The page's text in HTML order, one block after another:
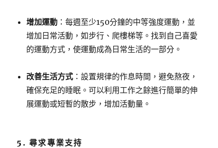
增加運動 ：每週至少150分鐘的中等強度運動，並
增加日常活動，如步行、爬樓梯等。找到自己喜愛
的運動方式，使運動成為日常生活的一部分。
改善生活方式 ：設置規律的作息時間，避免熬夜，
確保充足的睡眠。可以利用工作之餘進行簡單的伸
展運動或短暫的散步，增加活動量。
5. 尋求專業支持